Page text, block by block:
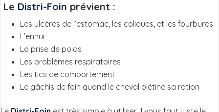
Le Distri-Foin prévient :
Les ulcères de l’estomac, les coliques, et les fourbures
L’ennui
La prise de poids
Les problèmes respiratoires
Les tics de comportement
Le gâchis de foin quand le cheval piétine sa ration